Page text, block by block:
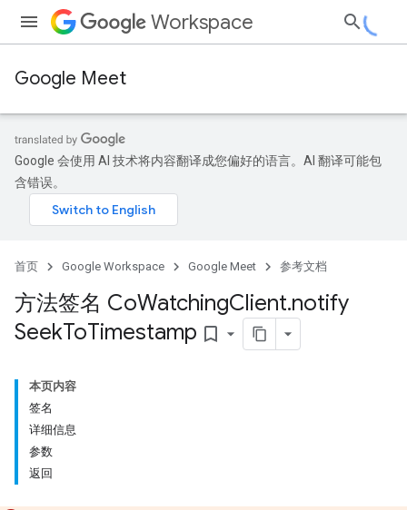
Workspace
Google Meet
Google 会使用 AI 技术将内容翻译成您偏好的语言。AI 翻译可能包
含错误。
首页 Google Workspace Google Meet 参考文档
方法签名 CoWatchingClient.notify
SeekToTimestamp bookmark_border
本页内容
签名
详细信息
参数
返回